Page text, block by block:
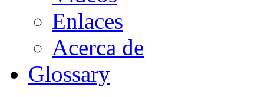
Enlaces
Acerca de
Glossary